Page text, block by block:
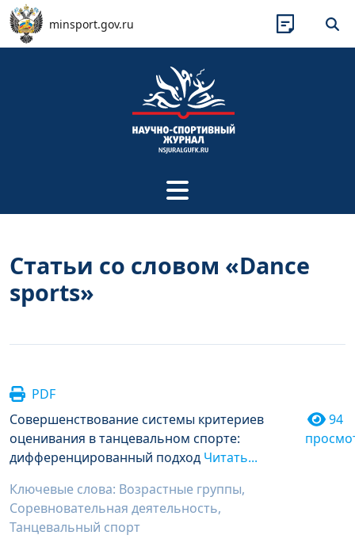
Перейти к основному содержанию
minsport.gov.ru
Статьи со словом «Dance
sports»
PDF
Совершенствование системы критериев
оценивания в танцевальном спорте:
дифференцированный подход Читать...
Ключевые слова: Возрастные группы,
Соревновательная деятельность,
Танцевальный спорт
94